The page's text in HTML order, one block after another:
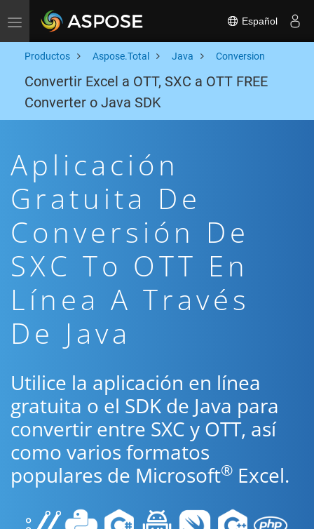
Toggle navigation Español
Productos Aspose.Total Java Conversion
Convertir Excel a OTT, SXC a OTT FREE
Converter o Java SDK
Aplicación
Gratuita De
Conversión De
SXC To OTT En
Línea A Través
De Java
Utilice la aplicación en línea
gratuita o el SDK de Java para
convertir entre SXC y OTT, así
como varios formatos
populares de Microsoft® Excel.